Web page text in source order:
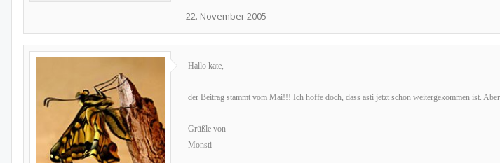
22. November 2005
Hallo kate,
der Beitrag stammt vom Mai!!! Ich hoffe doch, dass asti jetzt schon weitergekommen ist.
Grüßle von
Monsti